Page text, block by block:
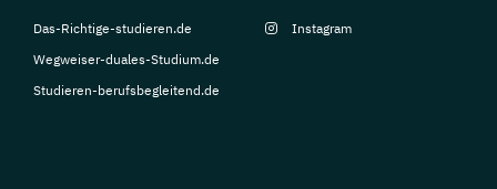
Das-Richtige-studieren.de
Wegweiser-duales-Studium.de
Studieren-berufsbegleitend.de
Instagram